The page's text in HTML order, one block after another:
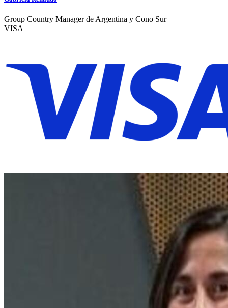
Group Country Manager de Argentina y Cono Sur
VISA